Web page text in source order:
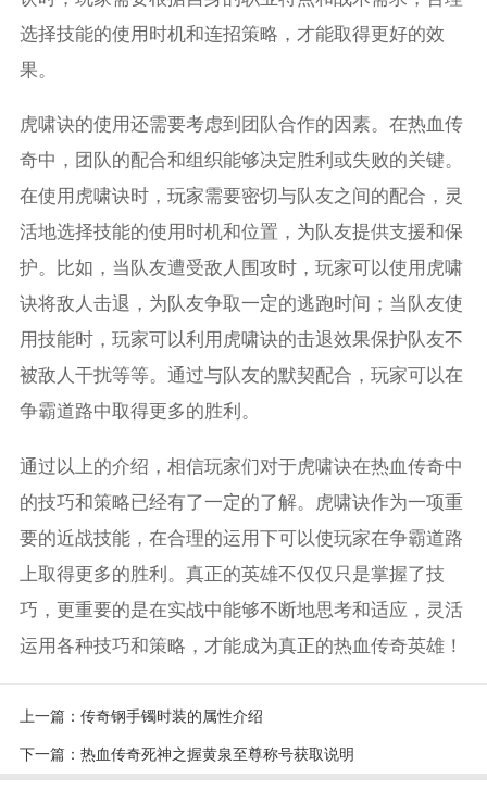
选择技能的使用时机和连招策略，才能取得更好的效
果。
虎啸诀的使用还需要考虑到团队合作的因素。在热血传
奇中，团队的配合和组织能够决定胜利或失败的关键。
在使用虎啸诀时，玩家需要密切与队友之间的配合，灵
活地选择技能的使用时机和位置，为队友提供支援和保
护。比如，当队友遭受敌人围攻时，玩家可以使用虎啸
诀将敌人击退，为队友争取一定的逃跑时间；当队友使
用技能时，玩家可以利用虎啸诀的击退效果保护队友不
被敌人干扰等等。通过与队友的默契配合，玩家可以在
争霸道路中取得更多的胜利。
通过以上的介绍，相信玩家们对于虎啸诀在热血传奇中
的技巧和策略已经有了一定的了解。虎啸诀作为一项重
要的近战技能，在合理的运用下可以使玩家在争霸道路
上取得更多的胜利。真正的英雄不仅仅只是掌握了技
巧，更重要的是在实战中能够不断地思考和适应，灵活
运用各种技巧和策略，才能成为真正的热血传奇英雄！
上一篇： 传奇钢手镯时装的属性介绍
下一篇： 热血传奇死神之握黄泉至尊称号获取说明